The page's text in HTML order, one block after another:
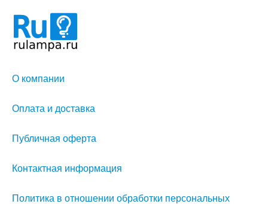
О компании
Оплата и доставка
Публичная оферта
Контактная информация
Политика в отношении обработки персональных